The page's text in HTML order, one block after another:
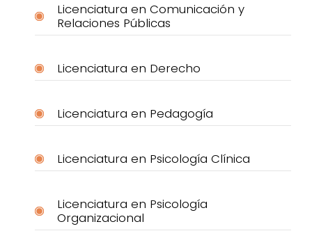
Licenciatura en Comunicación y
Relaciones Públicas
Licenciatura en Derecho
Licenciatura en Pedagogía
Licenciatura en Psicología Clínica
Licenciatura en Psicología
Organizacional